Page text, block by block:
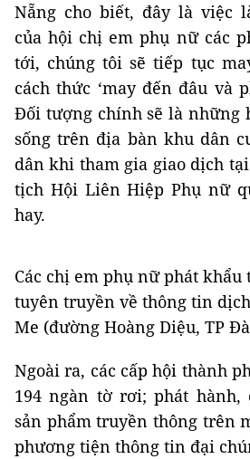
Nẵng cho biết, đây là việc
của hội chị em phụ nữ các
tới, chúng tôi sẽ tiếp tục
cách thức ‘may đến đâu và
Đối tượng chính sẽ là những
sống trên địa bàn khu dân
dân khi tham gia giao dịch
tịch Hội Liên Hiệp Phụ nữ
hay.
Các chị em phụ nữ phát
tuyên truyền về thông tin
Me (đường Hoàng Diệu, TP
Ngoài ra, các cấp hội thành
194 ngàn tờ rơi; phát hành,
sản phẩm truyền thông trên
phương tiện thông tin đại